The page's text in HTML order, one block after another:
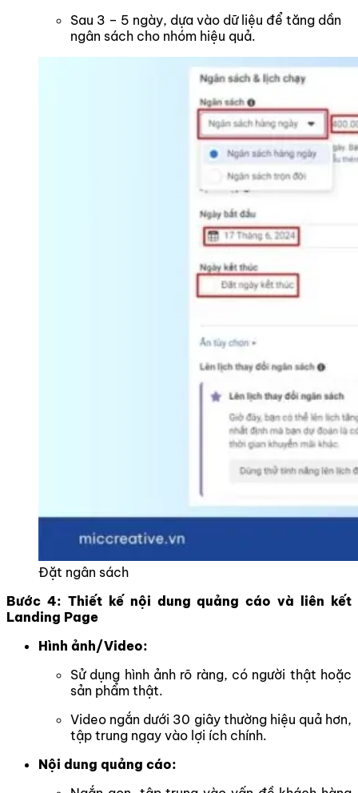
Sau 3 – 5 ngày, dựa vào dữ liệu để tăng dần
ngân sách cho nhóm hiệu quả.
Đặt ngân sách
Bước 4: Thiết kế nội dung quảng cáo và liên kết
Landing Page
Hình ảnh/Video:
Sử dụng hình ảnh rõ ràng, có người thật hoặc
sản phẩm thật.
Video ngắn dưới 30 giây thường hiệu quả hơn,
tập trung ngay vào lợi ích chính.
Nội dung quảng cáo: